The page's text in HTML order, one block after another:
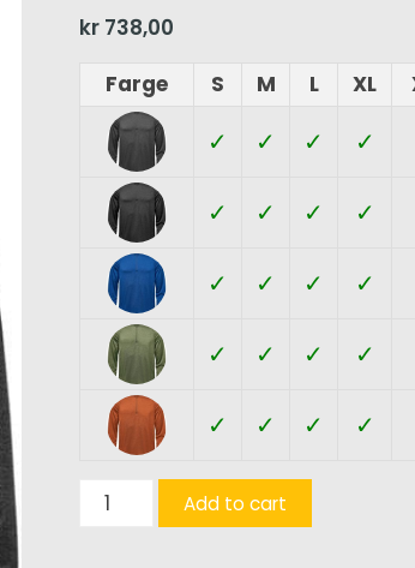
kr 738,00
Farge
S M L XL
✓ ✓ ✓ ✓
✓ ✓ ✓ ✓
✓ ✓ ✓ ✓
✓ ✓ ✓ ✓
✓ ✓ ✓ ✓
Milano
Add to cart